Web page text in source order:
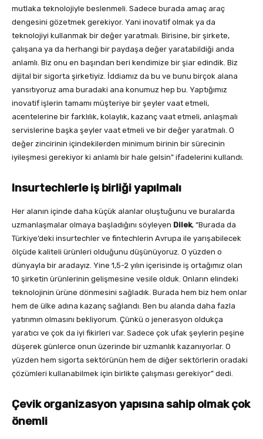
mutlaka teknolojiyle beslenmeli. Sadece burada amaç araç
dengesini gözetmek gerekiyor. Yani inovatif olmak ya da
teknolojiyi kullanmak bir değer yaratmalı. Birisine, bir şirkete,
çalışana ya da herhangi bir paydaşa değer yaratabildiği anda
anlamlı. Biz onu en başından beri kendimize bir şiar edindik. Biz
dijital bir sigorta şirketiyiz. İddiamız da bu ve bunu birçok alana
yansıtıyoruz ama buradaki ana konumuz hep bu. Yaptığımız
inovatif işlerin tamamı müşteriye bir şeyler vaat etmeli,
acentelerine bir farklılık, kolaylık, kazanç vaat etmeli, anlaşmalı
servislerine başka şeyler vaat etmeli ve bir değer yaratmalı. O
değer zincirinin içindekilerden minimum birinin bir sürecinin
iyileşmesi gerekiyor ki anlamlı bir hale gelsin” ifadelerini kullandı.
Insurtechlerle iş birliği yapılmalı
Her alanın içinde daha küçük alanlar oluştuğunu ve buralarda
uzmanlaşmalar olmaya başladığını söyleyen Dilek, “Burada da
Türkiye’deki insurtechler ve fintechlerin Avrupa ile yarışabilecek
ölçüde kaliteli ürünleri olduğunu düşünüyoruz. O yüzden o
dünyayla bir aradayız. Yine 1,5-2 yılın içerisinde iş ortağımız olan
10 şirketin ürünlerinin gelişmesine vesile olduk. Onların elindeki
teknolojinin ürüne dönmesini sağladık. Burada hem biz hem onlar
hem de ülke adına kazanç sağlandı. Ben bu alanda daha fazla
yatırımın olmasını bekliyorum. Çünkü o jenerasyon oldukça
yaratıcı ve çok da iyi fikirleri var. Sadece çok ufak şeylerin peşine
düşerek günlerce onun üzerinde bir uzmanlık kazanıyorlar. O
yüzden hem sigorta sektörünün hem de diğer sektörlerin oradaki
çözümleri kullanabilmek için birlikte çalışması gerekiyor” dedi.
Çevik organizasyon yapısına sahip olmak çok
önemli